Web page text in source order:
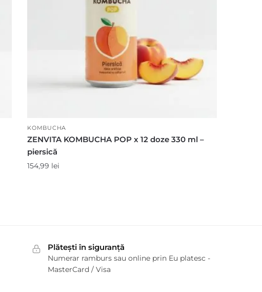
KOMBUCHA
ZENVITA KOMBUCHA POP x 12 doze 330 ml –
piersică
154,99 lei
Plătești în siguranță
Numerar ramburs sau online prin Eu platesc -
MasterCard / Visa